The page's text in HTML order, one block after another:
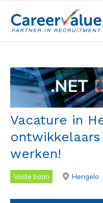
Vacature in
werken!
Vaste baan Hengelo